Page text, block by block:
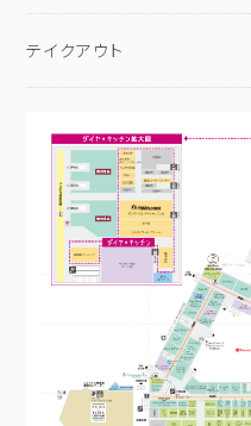
テイクアウト